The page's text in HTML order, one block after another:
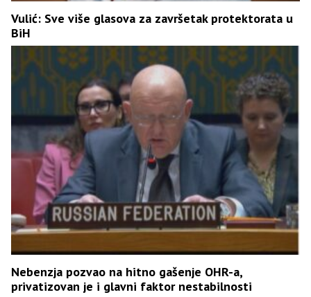
Vulić: Sve više glasova za završetak protektorata u
BiH
Nebenzja pozvao na hitno gašenje OHR-a,
privatizovan je i glavni faktor nestabilnosti